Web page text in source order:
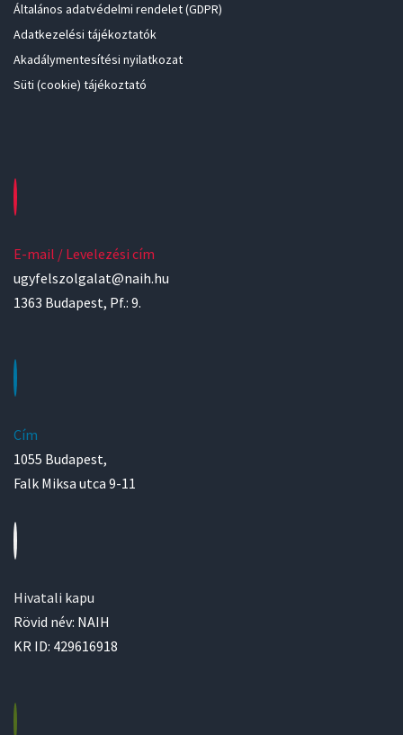
Általános adatvédelmi rendelet (GDPR)
Adatkezelési tájékoztatók
Akadálymentesítési nyilatkozat
Süti (cookie) tájékoztató
E-mail / Levelezési cím
ugyfelszolgalat@naih.hu
1363 Budapest, Pf.: 9.
Cím
1055 Budapest,
Falk Miksa utca 9-11
Hivatali kapu
Rövid név: NAIH
KR ID: 429616918